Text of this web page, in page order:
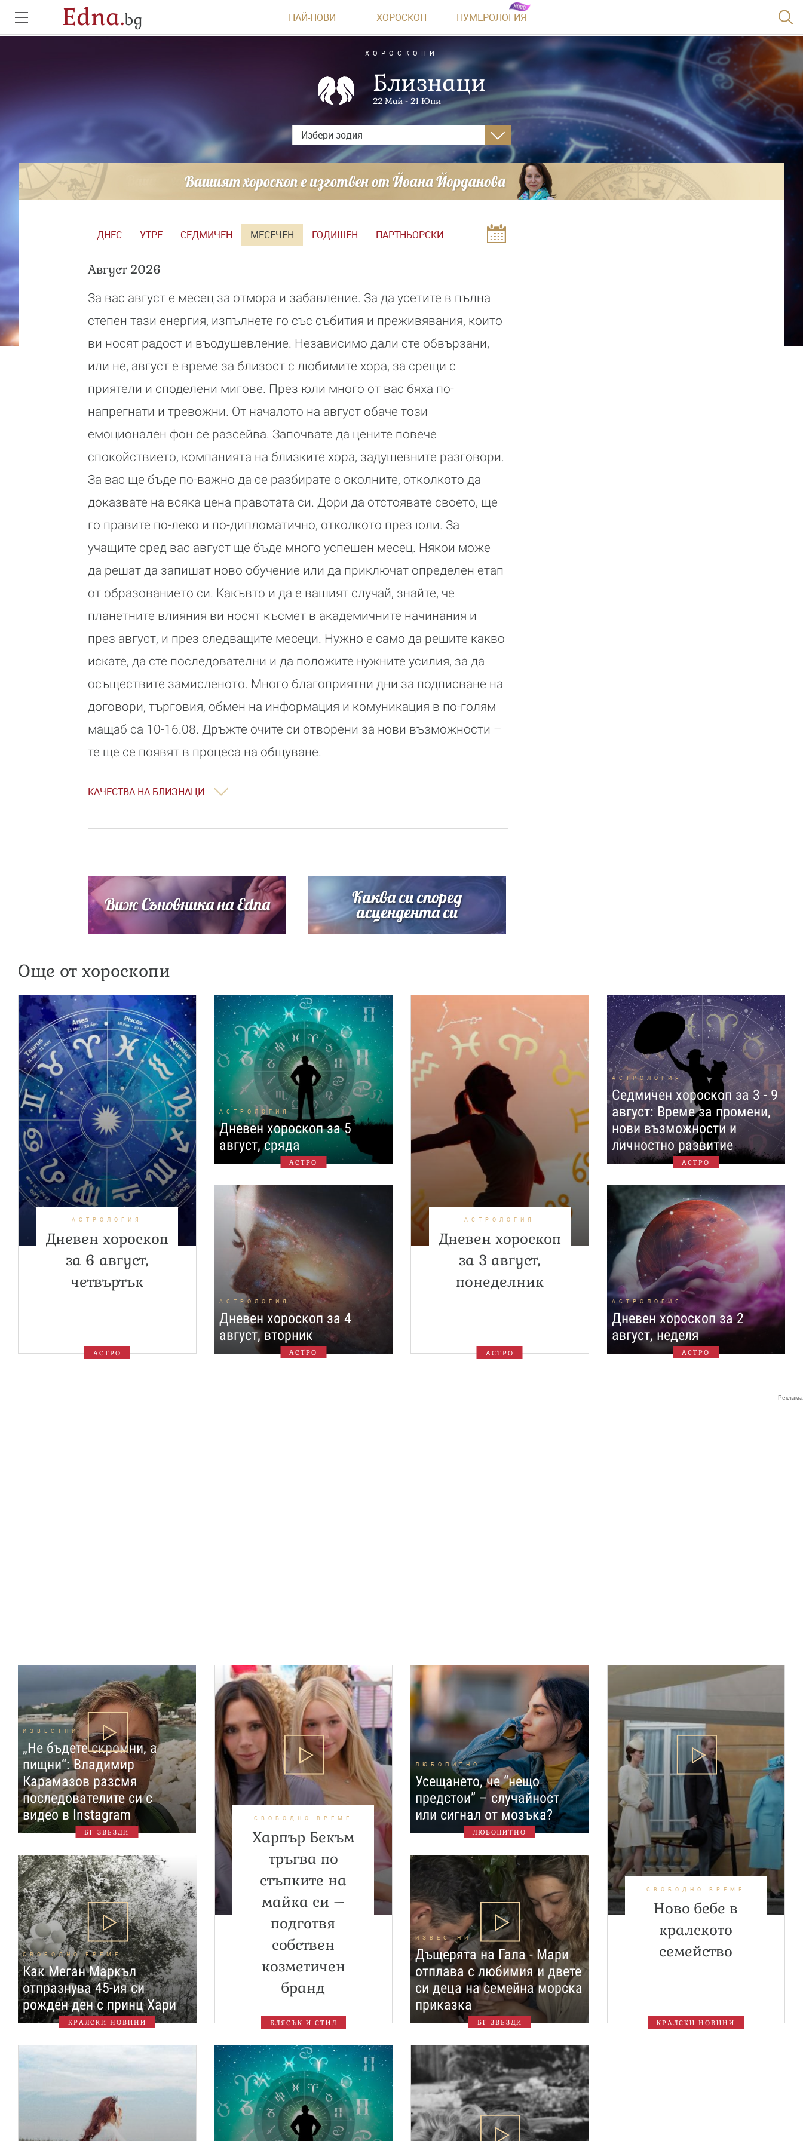
Edna.bg НАЙ-НОВИ ХОРОСКОП НУМЕРОЛОГИЯ
ХОРОСКОПИ
Близнаци
22 Май - 21 Юни
Избери зодия
ДНЕС УТРЕ СЕДМИЧЕН МЕСЕЧЕН ГОДИШЕН ПАРТНЬОРСКИ
Август 2026
За вас август е месец за отмора и забавление. За да усетите в пълна
степен тази енергия, изпълнете го със събития и преживявания, които
ви носят радост и въодушевление. Независимо дали сте обвързани,
или не, август е време за близост с любимите хора, за срещи с
приятели и споделени мигове. През юли много от вас бяха по-
напрегнати и тревожни. От началото на август обаче този
емоционален фон се разсейва. Започвате да цените повече
спокойствието, компанията на близките хора, задушевните разговори.
За вас ще бъде по-важно да се разбирате с околните, отколкото да
доказвате на всяка цена правотата си. Дори да отстоявате своето, ще
го правите по-леко и по-дипломатично, отколкото през юли. За
учащите сред вас август ще бъде много успешен месец. Някои може
да решат да запишат ново обучение или да приключат определен етап
от образованието си. Какъвто и да е вашият случай, знайте, че
планетните влияния ви носят късмет в академичните начинания и
през август, и през следващите месеци. Нужно е само да решите какво
искате, да сте последователни и да положите нужните усилия, за да
осъществите замисленото. Много благоприятни дни за подписване на
договори, търговия, обмен на информация и комуникация в по-голям
мащаб са 10-16.08. Дръжте очите си отворени за нови възможности –
те ще се появят в процеса на общуване.
КАЧЕСТВА НА БЛИЗНАЦИ
Виж Съновника на Edna Каква си според
асцендента си
Още от хороскопи
АСТРОЛОГИЯ
Дневен хороскоп
за 6 август,
четвъртък
АСТРО
АСТРОЛОГИЯ
Дневен хороскоп за 5
август, сряда
АСТРО
АСТРОЛОГИЯ
Дневен хороскоп за 4
август, вторник
АСТРО
АСТРОЛОГИЯ
Дневен хороскоп
за 3 август,
понеделник
АСТРО
АСТРОЛОГИЯ
Седмичен хороскоп за 3 - 9
август: Време за промени,
нови възможности и
личностно развитие
АСТРО
АСТРОЛОГИЯ
Дневен хороскоп за 2
август, неделя
АСТРО
ИЗВЕСТНИ
„Не бъдете скромни, а
пищни“: Владимир
Карамазов разсмя
последователите си с
видео в Instagram
БГ ЗВЕЗДИ
СВОБОДНО ВРЕМЕ
Как Меган Маркъл
отпразнува 45-ия си
рожден ден с принц Хари
КРАЛСКИ НОВИНИ
СВОБОДНО ВРЕМЕ
Харпър Бекъм
тръгва по
стъпките на
майка си –
подготвя
собствен
козметичен
бранд
БЛЯСЪК И СТИЛ
ЛЮБОПИТНО
Усещането, че “нещо
предстои” – случайност
или сигнал от мозъка?
ЛЮБОПИТНО
ИЗВЕСТНИ
Дъщерята на Гала - Мари
отплава с любимия и двете
си деца на семейна морска
приказка
БГ ЗВЕЗДИ
СВОБОДНО ВРЕМЕ
Ново бебе в
кралското
семейство
КРАЛСКИ НОВИНИ